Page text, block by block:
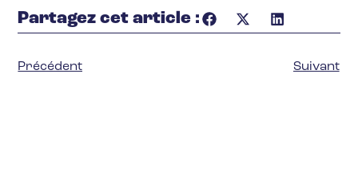
Partagez cet article :
Précédent Suivant